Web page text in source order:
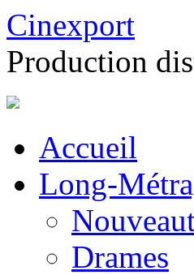
Cinexport
Production
Accueil
Long-
Drames